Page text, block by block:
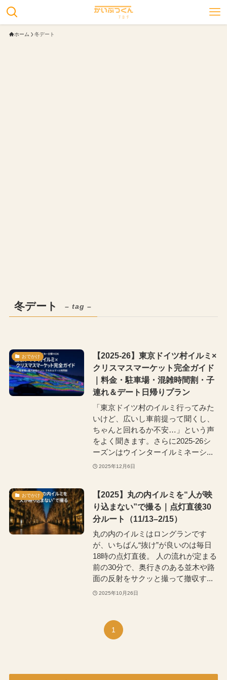
ホーム 冬デート
冬デート – tag –
おでかけ
【2025-26】東京ドイツ村イルミ×
クリスマスマーケット完全ガイド
｜料金・駐車場・混雑時間割・子
連れ＆デート日帰りプラン
「東京ドイツ村のイルミ行ってみた
いけど、広いし車前提って聞くし、
ちゃんと回れるか不安…」という声
をよく聞きます。さらに2025-26シ
ーズンはウインターイルミネーシ...
2025年12月6日
おでかけ
【2025】丸の内イルミを“人が映
り込まない”で撮る｜点灯直後30
分ルート（11/13–2/15）
丸の内のイルミはロングランです
が、いちばん“抜け”が良いのは毎日
18時の点灯直後。 人の流れが定まる
前の30分で、奥行きのある並木や路
面の反射をサクッと撮って撤収す...
2025年10月26日
1